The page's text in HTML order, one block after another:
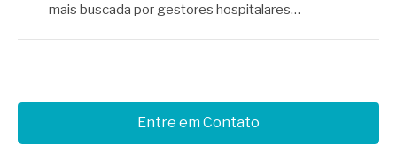
mais buscada por gestores hospitalares…
Entre em Contato